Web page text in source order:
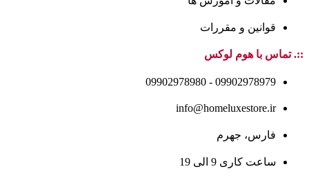
قوانین و مقررات
::. تماس با هوم لوکس
09902978979 - 09902978980
info@homeluxestore.ir
فارس، جهرم
ساعت کاری 9 الی 19